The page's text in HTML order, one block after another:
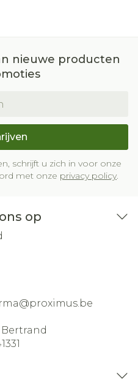
nieuwe producten
schrijft u zich in voor onze
met onze privacy policy.
op
proximus.be
Bertrand